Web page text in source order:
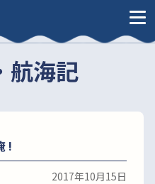
航海記
!
2017年10月15日